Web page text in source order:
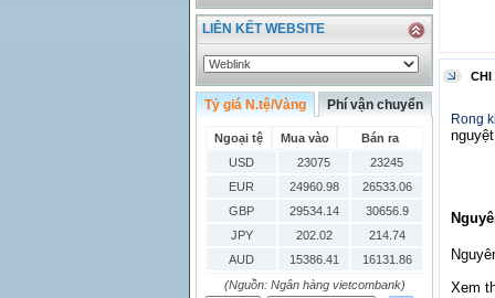
LIÊN KẾT WEBSITE
Tỷ giá N.tệ/Vàng Phí vận chuyển
Ngoại tệ Mua vào
Bán ra
USD
23075
23245
EUR
24960.98
26533.06
GBP
29534.14
30656.9
JPY
202.02
214.74
AUD
15386.41
16131.86
HKD
2906.04
3028.6
(Nguồn: Ngân hàng vietcombank)
CHI
Rong
Xem